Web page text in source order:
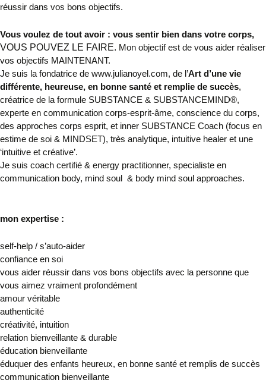
réussir dans vos bons objectifs.
Vous voulez de tout avoir : vous sentir bien dans votre corps,
VOUS POUVEZ LE FAIRE. Mon objectif est de vous aider réaliser
vos objectifs MAINTENANT.
Je suis la fondatrice de www.julianoyel.com, de l’Art d’une vie
différente, heureuse, en bonne santé et remplie de succès,
créatrice de la formule SUBSTANCE & SUBSTANCEMIND®,
experte en communication corps-esprit-âme, conscience du corps,
des approches corps esprit, et inner SUBSTANCE Coach (focus en
estime de soi & MINDSET), très analytique, intuitive healer et une
‘intuitive et créative’.
Je suis coach certifié & energy practitionner, specialiste en
communication body, mind soul & body mind soul approaches.
mon expertise :
self-help / s’auto-aider
confiance en soi
vous aider réussir dans vos bons objectifs avec la personne que
vous aimez vraiment profondément
amour véritable
authenticité
créativité, intuition
relation bienveillante & durable
éducation bienveillante
éduquer des enfants heureux, en bonne santé et remplis de succès
communication bienveillante